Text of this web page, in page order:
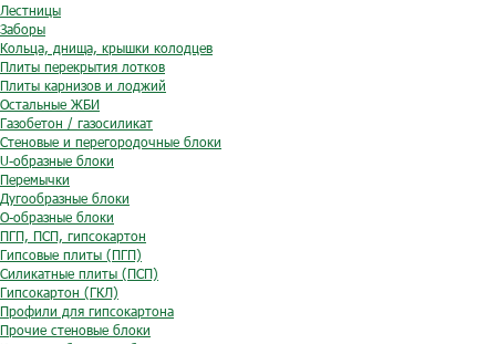
Лестницы
Заборы
Кольца, днища, крышки колодцев
Плиты перекрытия лотков
Плиты карнизов и лоджий
Остальные ЖБИ
Газобетон / газосиликат
Стеновые и перегородочные блоки
U-образные блоки
Перемычки
Дугообразные блоки
O-образные блоки
ПГП, ПСП, гипсокартон
Гипсовые плиты (ПГП)
Силикатные плиты (ПСП)
Гипсокартон (ГКЛ)
Профили для гипсокартона
Прочие стеновые блоки